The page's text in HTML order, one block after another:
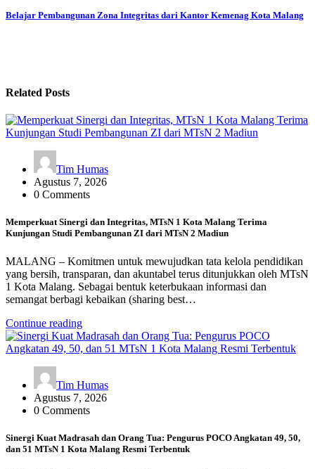
Belajar Pembangunan Zona Integritas dari Kantor Kemenag Kota Malang
Related Posts
Tim Humas
Agustus 7, 2026
0 Comments
Memperkuat Sinergi dan Integritas, MTsN 1 Kota Malang Terima
Kunjungan Studi Pembangunan ZI dari MTsN 2 Madiun
MALANG – Komitmen untuk mewujudkan tata kelola pendidikan
yang bersih, transparan, dan akuntabel terus ditunjukkan oleh MTsN
1 Kota Malang. Sebagai bentuk keterbukaan informasi dan
semangat berbagi kebaikan (sharing best…
Continue reading
Tim Humas
Agustus 7, 2026
0 Comments
Sinergi Kuat Madrasah dan Orang Tua: Pengurus POCO Angkatan 49, 50,
dan 51 MTsN 1 Kota Malang Resmi Terbentuk